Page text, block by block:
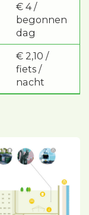
€ 4 /
begonnen
dag
€ 2,10 /
fiets /
nacht